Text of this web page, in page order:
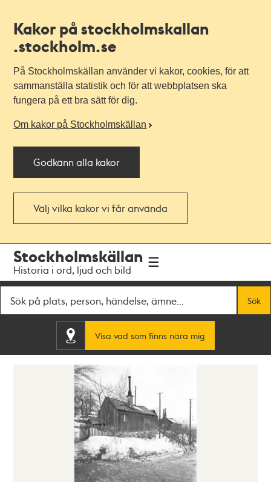
Kakor på stockholmskallan
.stockholm.se
På Stockholmskällan använder vi kakor, cookies, för att
sammanställa statistik och för att webbplatsen ska
fungera på ett bra sätt för dig.
Om kakor på Stockholmskällan
Godkänn alla kakor
Välj vilka kakor vi får använda
navigationen
huvudinnehållet
Stockholmskällan
Historia i ord, ljud och bild
Sök
Visa vad som finns nära mig